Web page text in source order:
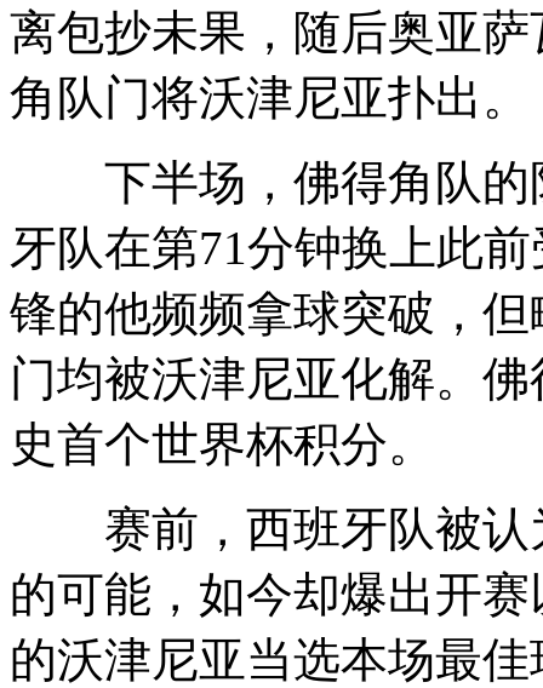
离包抄未果，随后奥亚
角队门将沃津尼亚扑出。
下半场，佛得角队的
牙队在第71分钟换上此
锋的他频频拿球突破，
门均被沃津尼亚化解。
史首个世界杯积分。
赛前，西班牙队被认
的可能，如今却爆出开
的沃津尼亚当选本场最